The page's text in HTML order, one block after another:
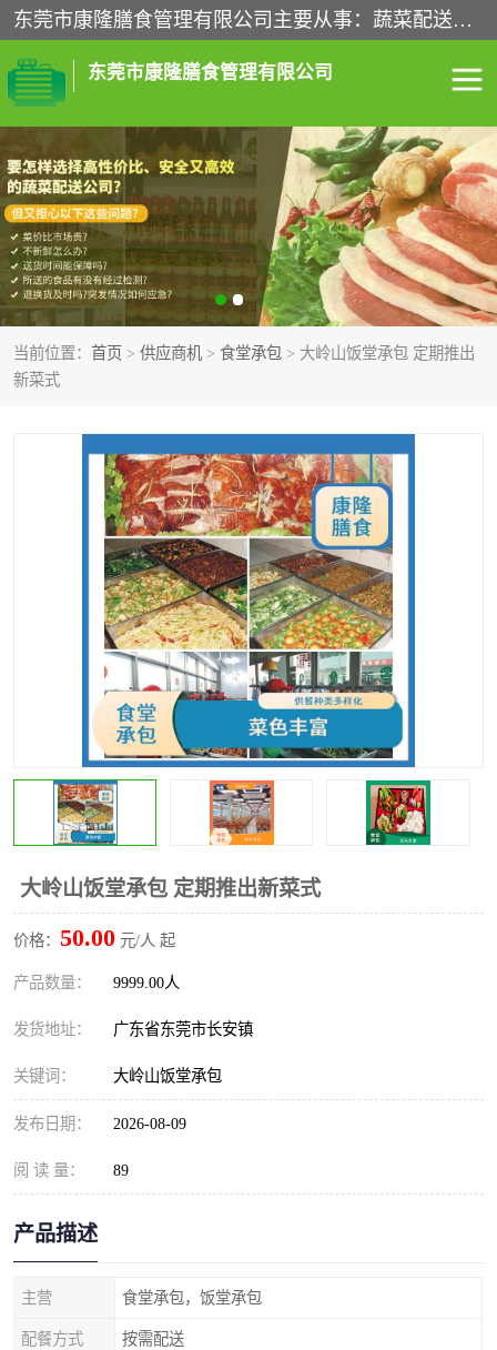
东莞市康隆膳食管理有限公司主要从事：蔬菜配送、食堂承包、企业工厂食堂承包、机关单位食堂承包、调味品配送、粮油配送、干货配送、副食配送、水果配送、海鲜配送等业务，东莞蔬菜配送电话，咨询在线客服。
东莞市康隆膳食管理有限公司
当前位置： 首页 > 供应商机 > 食堂承包 > 大岭山饭堂承包 定期推出
新菜式
大岭山饭堂承包 定期推出新菜式
价格： 50.00 元/人 起
产品数量： 9999.00人
发货地址： 广东省东莞市长安镇
关键词： 大岭山饭堂承包
发布日期： 2026-08-09
阅 读 量： 89
产品描述
主营 食堂承包，饭堂承包
配餐方式 按需配送
食堂承包 蔬菜配送
粮油配送 鲜肉配送
海鲜配送 食材配送
调料配送 企业工厂食堂承包
干货配送 副食配送
水果配送